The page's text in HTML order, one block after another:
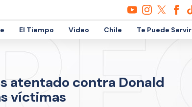
El Tiempo Video Chile Te Puede Servir
atentado contra Donald
víctimas